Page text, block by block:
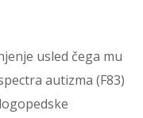
usled čega mu
autizma (F83)